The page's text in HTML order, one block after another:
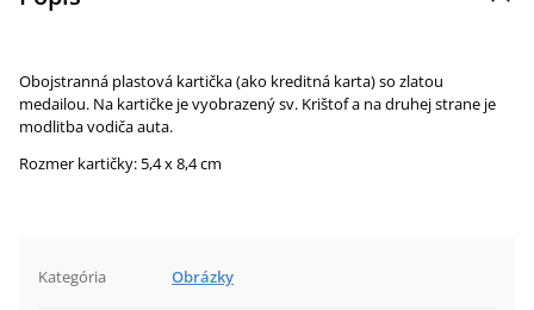
Obojstranná plastová kartička (ako kreditná karta) so zlatou
medailou. Na kartičke je vyobrazený sv. Krištof a na druhej strane je
modlitba vodiča auta.
Rozmer kartičky: 5,4 x 8,4 cm
Kategória Obrázky